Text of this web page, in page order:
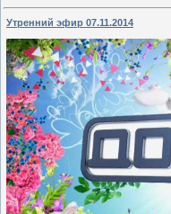
Утренний эфир 07.11.2014